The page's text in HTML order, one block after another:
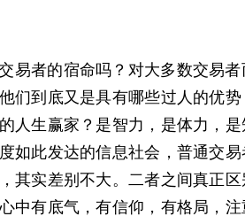
易者的宿命吗？对大多数交易
们到底又是具有哪些过人的优
人生赢家？是智力，是体力，
如此发达的信息社会，普通交易
其实差别不大。二者之间真正区
中有底气，有信仰，有格局，注